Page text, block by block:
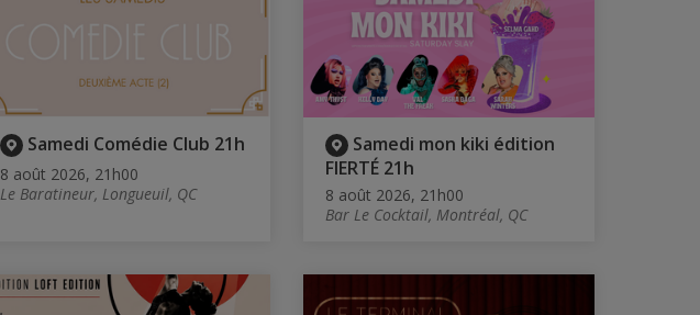
Samedi Comédie Club 21h
8 août 2026, 21h00
Le Baratineur, Longueuil, QC
Samedi mon kiki édition
FIERTÉ 21h
8 août 2026, 21h00
Bar Le Cocktail, Montréal, QC